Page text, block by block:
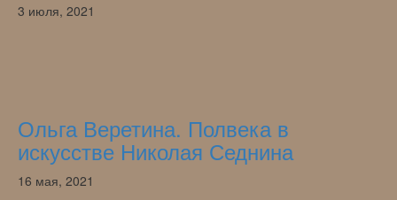
3 июля, 2021
Ольга Веретина. Полвека в
искусстве Николая Седнина
16 мая, 2021